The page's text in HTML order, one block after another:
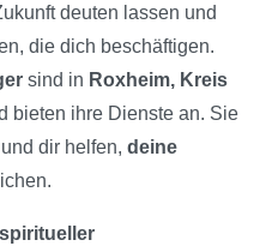
deuten lassen und
die dich beschäftigen.
sind in Roxheim, Kreis
bieten ihre Dienste an. Sie
dir helfen, deine
spiritueller